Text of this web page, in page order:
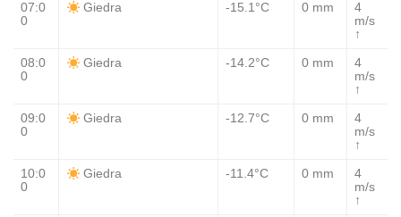
07:0
0
Giedra -15.1°C 0 mm
4
m/s
↑
08:0
0
Giedra -14.2°C 0 mm
4
m/s
↑
09:0
0
Giedra -12.7°C 0 mm
4
m/s
↑
10:0
0
Giedra -11.4°C 0 mm
4
m/s
↑